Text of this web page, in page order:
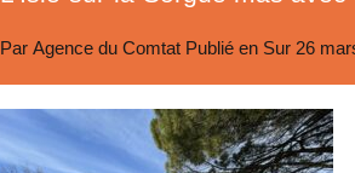
Par Agence du Comtat Publié en Sur 26